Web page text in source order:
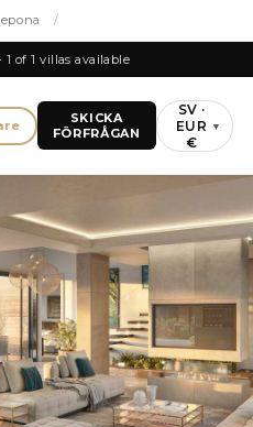
/
1 of 1 villas available
SKICKA
FÖRFRÅGAN
SV ·
EUR
€
▾